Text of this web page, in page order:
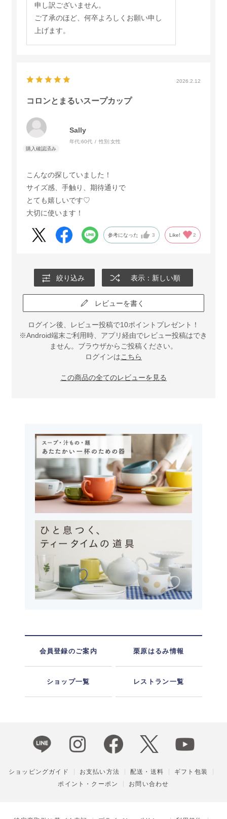
申し訳ございません。
ご了承のほど、何卒よろしくお願い申し
上げます。
2026.2.12
コロンとまるいスープカップ
Sally
年代:60代 性別:女性
こんなの探していました！
サイズ感、手触り、期待通りで
とても嬉しいです♡
大切に使います！
参考になった 3 Like! 2
絞り込み 表示：新しい順
レビューを書く
ログイン後、レビュー投稿で10ポイントプレゼント！
※Android端末ご利用時、アプリ経由でレビュー投稿はでき
ません。ブラウザからご投稿ください。
ログインはこちら
この商品の全てのレビューを見る
会員登録のご案内 栗原はるみ情報
ショップ一覧 レストラン一覧
ショッピングガイド お支払い方法 配送・送料
ギフト包装
ポイント・クーポン
お問い合わせ